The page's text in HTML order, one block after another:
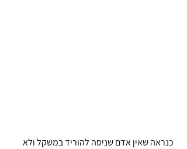
כנראה שאין אדם שניסה להוריד במשקל ולא